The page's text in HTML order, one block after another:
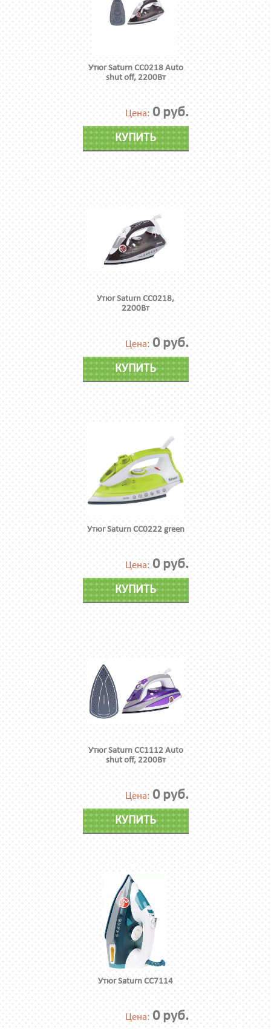
Утюг Saturn CC0218 Auto
shut off, 2200Вт
Цена: 0 руб.
КУПИТЬ
Утюг Saturn CC0218,
2200Вт
Цена: 0 руб.
КУПИТЬ
Утюг Saturn CC0222 green
Цена: 0 руб.
КУПИТЬ
Утюг Saturn CC1112 Auto
shut off, 2200Вт
Цена: 0 руб.
КУПИТЬ
Утюг Saturn CC7114
Цена: 0 руб.